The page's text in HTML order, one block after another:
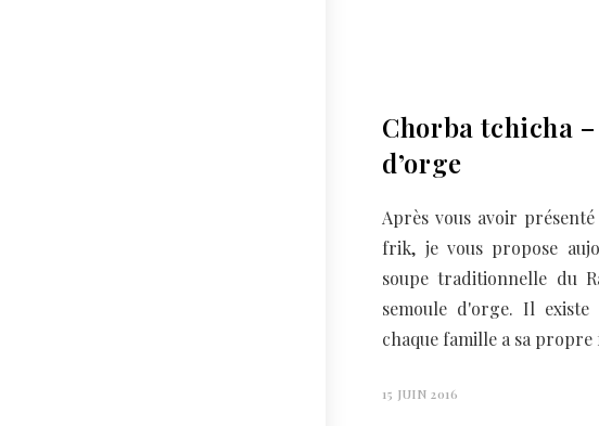
Chorba tchicha
d’orge
Après vous avoir
frik, je vous propose
soupe traditionnelle du
semoule d'orge. Il
chaque famille a sa
15 JUIN 2016